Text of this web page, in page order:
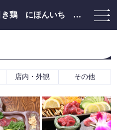
純国産馬刺しと朝引き鶏 にほんいち 大阪堺筋本町店
店内・外観 その他